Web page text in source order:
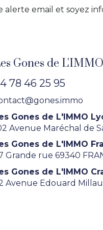
email et soyez
Gones de L'IMMO
78 46 25 95
Gones de L'IMMO
Avenue Maréchal de
Gones de L'IMMO
Grande rue 69340
Gones de L'IMMO
Avenue Edouard